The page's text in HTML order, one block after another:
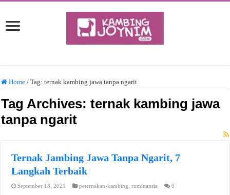
Home / Tag:ternak kambing jawa tanpa ngarit
Tag Archives:ternak kambing jawa
tanpa ngarit
Ternak Jambing Jawa Tanpa Ngarit, 7
Langkah Terbaik
September 18, 2021 peternakan-kambing ,ruminansia 0